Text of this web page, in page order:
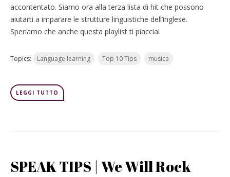
accontentato. Siamo ora alla terza lista di hit che possono
aiutarti a imparare le strutture linguistiche dell’inglese.
Speriamo che anche questa playlist ti piaccia!
Topics: Language learning Top 10 Tips musica
LEGGI TUTTO
SPEAK TIPS | We Will Rock